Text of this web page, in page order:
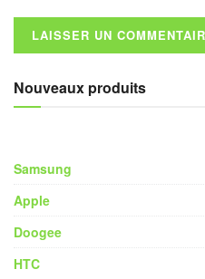
Nouveaux produits
Samsung
Apple
Doogee
HTC